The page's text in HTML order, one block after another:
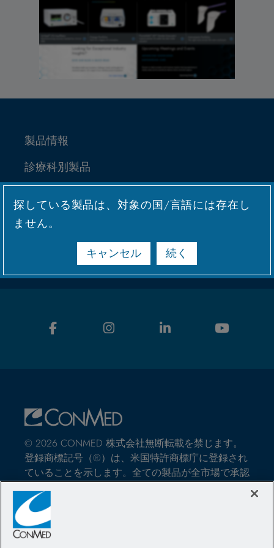
探している製品は、対象の国/言語には存在し
ません。
キャンセル 続く
製品情報
診療科別製品
サービス&サポート
Why CONMED
© 2026 CONMED 株式会社無断転載を禁じます。
登録商標記号（®）は、米国特許商標庁に登録され
ていることを示します。全ての製品が全市場で承認
されているわけではありません。このウェブサイト
では、外科手術における、CONMED社の医療機器
や器具の使用方法に関する情報を提供しています。
それらは医学的なアドバイスではなく、特定の患者